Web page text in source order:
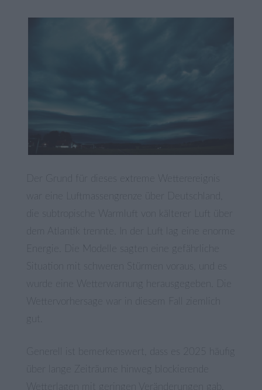
Der Grund für dieses extreme Wetterereignis
war eine Luftmassengrenze über Deutschland,
die subtropische Warmluft von kälterer Luft über
dem Atlantik trennte. In der Luft lag eine enorme
Energie. Die Modelle sagten eine gefährliche
Situation mit schweren Stürmen voraus, und es
wurde eine Wetterwarnung herausgegeben. Die
Wettervorhersage war in diesem Fall ziemlich
gut.
Generell ist bemerkenswert, dass es 2025 häufig
über lange Zeiträume hinweg blockierende
Wetterlagen mit geringen Veränderungen gab,